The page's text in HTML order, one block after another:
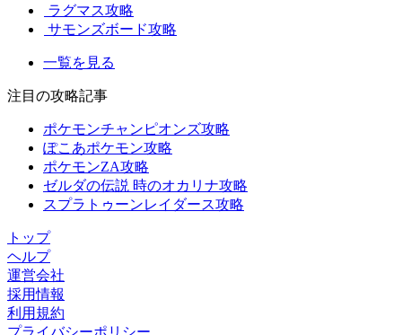
ラグマス攻略
サモンズボード攻略
一覧を見る
注目の攻略記事
ポケモンチャンピオンズ攻略
ぽこあポケモン攻略
ポケモンZA攻略
ゼルダの伝説 時のオカリナ攻略
スプラトゥーンレイダース攻略
トップ
ヘルプ
運営会社
採用情報
利用規約
プライバシーポリシー